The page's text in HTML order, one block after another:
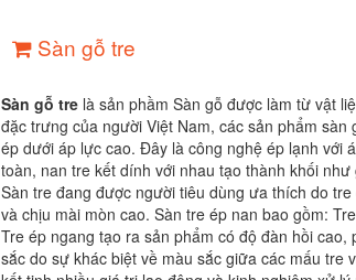
Sàn gỗ tre
Sàn gỗ tre là sản phầm Sàn gỗ được làm từ vật
đặc trưng của người Việt Nam, các sản phẩm
ép dưới áp lực cao. Đây là công nghệ ép lạnh với
toàn, nan tre kết dính với nhau tạo thành khối như
Sàn tre đang được người tiêu dùng ưa thích do
và chịu mài mòn cao. Sàn tre ép nan bao gồm:
Tre ép ngang tạo ra sản phẩm có độ đàn hồi
sắc do sự khác biệt về màu sắc giữa các mấu tre